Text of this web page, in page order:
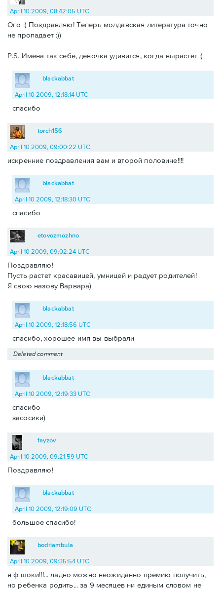
April 10 2009, 08:42:05 UTC
Ого :) Поздравляю! Теперь молдавская литература точно
не пропадает :))
P.S. Имена так себе, девочка удивится, когда вырастет :)
blackabbat
April 10 2009, 12:18:14 UTC
спасибо
torch156
April 10 2009, 09:00:22 UTC
искренние поздравления вам и второй половине!!!!
blackabbat
April 10 2009, 12:18:30 UTC
спасибо
etovozmozhno
April 10 2009, 09:02:24 UTC
Поздравляю!
Пусть растет красавицей, умницей и радует родителей!
Я свою назову Варвара)
blackabbat
April 10 2009, 12:18:56 UTC
спасибо, хорошее имя вы выбрали
Deleted comment
blackabbat
April 10 2009, 12:19:33 UTC
спасибо
засосики)
fayzov
April 10 2009, 09:21:59 UTC
Поздравляю!
blackabbat
April 10 2009, 12:19:09 UTC
большое спасибо!
bodriambula
April 10 2009, 09:35:54 UTC
я ф шоки!!!... ладно можно неожиданно премию получить,
но ребенка родить... за 9 месяцев ни единым словом не